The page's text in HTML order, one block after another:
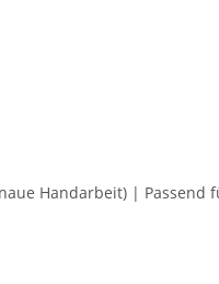
Handarbeit) | Passend